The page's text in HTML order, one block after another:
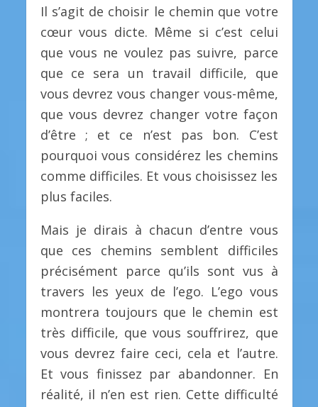
Il s’agit de choisir le chemin que votre
cœur vous dicte. Même si c’est celui
que vous ne voulez pas suivre, parce
que ce sera un travail difficile, que
vous devrez vous changer vous-même,
que vous devrez changer votre façon
d’être ; et ce n’est pas bon. C’est
pourquoi vous considérez les chemins
comme difficiles. Et vous choisissez les
plus faciles.
Mais je dirais à chacun d’entre vous
que ces chemins semblent difficiles
précisément parce qu’ils sont vus à
travers les yeux de l’ego. L’ego vous
montrera toujours que le chemin est
très difficile, que vous souffrirez, que
vous devrez faire ceci, cela et l’autre.
Et vous finissez par abandonner. En
réalité, il n’en est rien. Cette difficulté